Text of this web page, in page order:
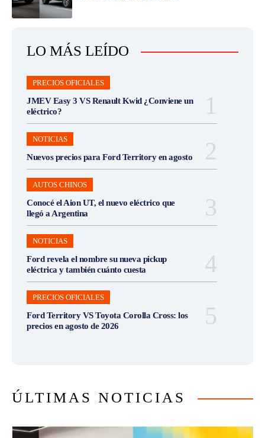
LO MÁS LEÍDO
PRECIOS OFICIALES
JMEV Easy 3 VS Renault Kwid ¿Conviene un
eléctrico?
NOTICIAS
Nuevos precios para Ford Territory en agosto
AUTOS CHINOS
Conocé el Aion UT, el nuevo eléctrico que
llegó a Argentina
NOTICIAS
Ford revela el nombre su nueva pickup
eléctrica y también cuánto cuesta
PRECIOS OFICIALES
Ford Territory VS Toyota Corolla Cross: los
precios en agosto de 2026
ÚLTIMAS NOTICIAS